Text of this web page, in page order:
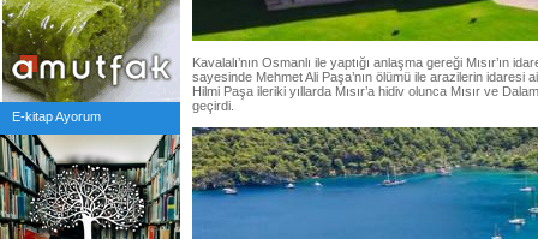
E-kitap Ayorum
Kavalalı’nın Osmanlı ile yaptığı anlaşma gereği Mısır’ın
sayesinde Mehmet Ali Paşa’nın ölümü ile arazilerin idaresi
Hilmi Paşa ileriki yıllarda Mısır’a hidiv olunca Mısır ve
geçirdi.